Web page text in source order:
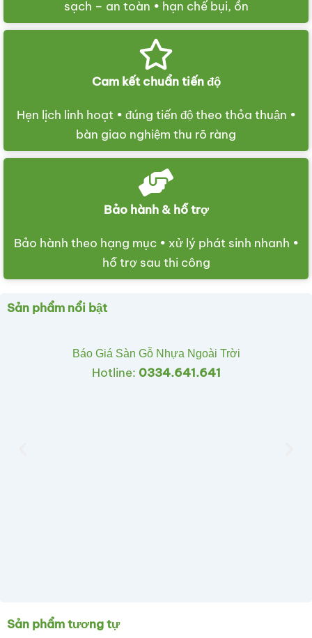
sạch – an toàn • hạn chế bụi, ồn
Cam kết chuẩn tiến độ
Hẹn lịch linh hoạt • đúng tiến độ theo thỏa thuận •
bàn giao nghiệm thu rõ ràng
Bảo hành & hỗ trợ
Bảo hành theo hạng mục • xử lý phát sinh nhanh •
hỗ trợ sau thi công
Sản phẩm nổi bật
Báo Giá Sàn Gỗ Nhựa Ngoài Trời
Hotline: 0334.641.641
Sản phẩm tương tự